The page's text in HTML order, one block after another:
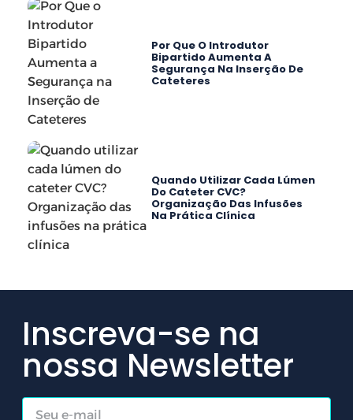
Por Que O Introdutor
Bipartido Aumenta A
Segurança Na Inserção De
Cateteres
Quando Utilizar Cada Lúmen
Do Cateter CVC?
Organização Das Infusões
Na Prática Clínica
Inscreva-se na
nossa Newsletter